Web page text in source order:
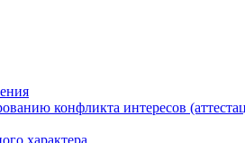
конфликта интересов
характера